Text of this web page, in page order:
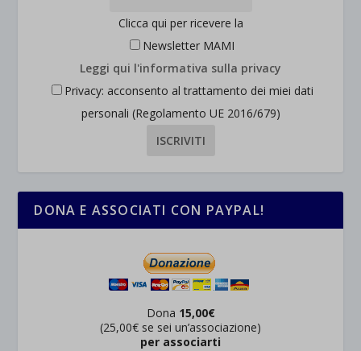
Clicca qui per ricevere la
Newsletter MAMI
Leggi qui l'informativa sulla privacy
Privacy: acconsento al trattamento dei miei dati
personali (Regolamento UE 2016/679)
DONA E ASSOCIATI CON PAYPAL!
Dona 15,00€
(25,00€ se sei un’associazione)
per associarti